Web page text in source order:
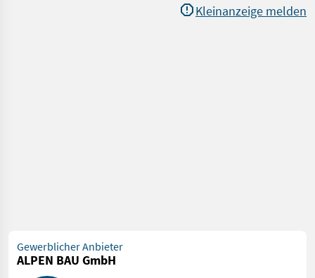
Kleinanzeige melden
Gewerblicher Anbieter
ALPEN BAU GmbH